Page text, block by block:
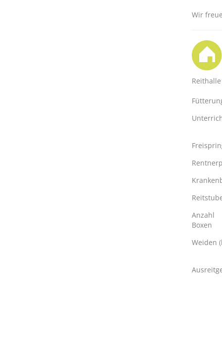
Wir
Reithalle
Anzahl
Boxen
Weiden